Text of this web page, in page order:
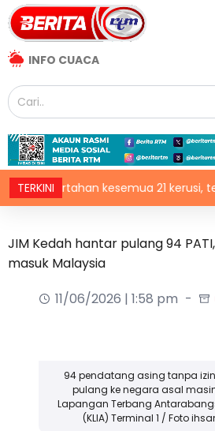
INFO CUACA
TERKINI
pertahan kesemua 21 kerusi, terbuka
JIM Kedah hantar pulang 94
masuk Malaysia
11/06/2026 | 1:58 pm
94 pendatang asing tanpa
pulang ke negara asal
Lapangan Terbang
(KLIA) Terminal 1 / Foto